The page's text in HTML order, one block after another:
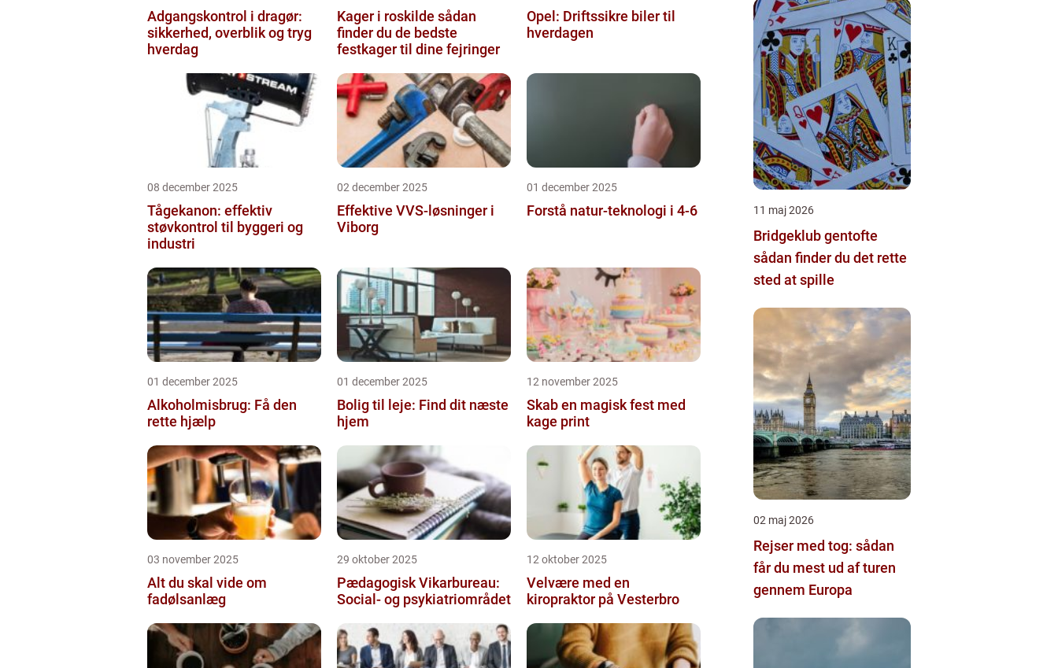
Adgangskontrol i dragør:
sikkerhed, overblik og tryg
hverdag
Kager i roskilde sådan
finder du de bedste
festkager til dine fejringer
Opel: Driftssikre biler til
hverdagen
08 december 2025
Tågekanon: effektiv
støvkontrol til byggeri og
industri
02 december 2025
Effektive VVS-løsninger i
Viborg
01 december 2025
Forstå natur-teknologi i 4-6
01 december 2025
Alkoholmisbrug: Få den
rette hjælp
01 december 2025
Bolig til leje: Find dit næste
hjem
12 november 2025
Skab en magisk fest med
kage print
03 november 2025
Alt du skal vide om
fadølsanlæg
29 oktober 2025
Pædagogisk Vikarbureau:
Social- og psykiatriområdet
12 oktober 2025
Velvære med en
kiropraktor på Vesterbro
11 maj 2026
Bridgeklub gentofte
sådan finder du det rette
sted at spille
02 maj 2026
Rejser med tog: sådan
får du mest ud af turen
gennem Europa